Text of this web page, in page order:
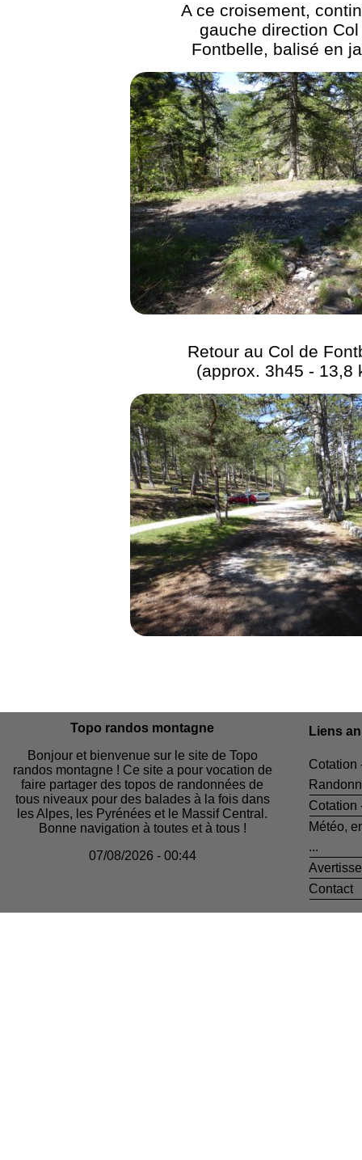
A ce croisement,
gauche direction
Fontbelle, balisé en
Retour au Col de
(approx. 3h45 - 13,8
Topo randos montagne
Bonjour et bienvenue sur le site de Topo
randos montagne ! Ce site a pour vocation de
faire partager des topos de randonnées de
tous niveaux pour des balades à la fois dans
les Alpes, les Pyrénées et le Massif Central.
Bonne navigation à toutes et à tous !
07/08/2026 - 00:44
Liens
Cotation
Cotation
Météo,
...
Contact